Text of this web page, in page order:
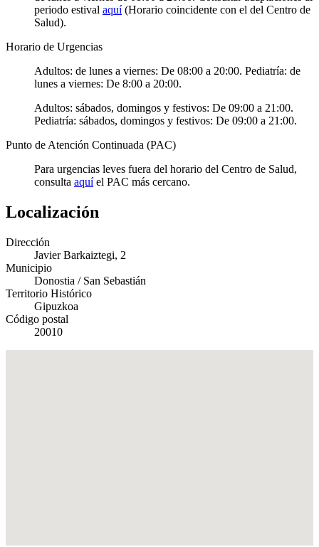
periodo estival aquí(Horario coincidente con el del Centro de
Salud).
Horario de Urgencias
Adultos: de lunes a viernes: De 08:00 a 20:00. Pediatría: de
lunes a viernes: De 8:00 a 20:00.
Adultos: sábados, domingos y festivos: De 09:00 a 21:00.
Pediatría: sábados, domingos y festivos: De 09:00 a 21:00.
Punto de Atención Continuada (PAC)
Para urgencias leves fuera del horario del Centro de Salud,
consulta aquíel PAC más cercano.
Localización
Dirección
Javier Barkaiztegi, 2
Municipio
Donostia / San Sebastián
Territorio Histórico
Gipuzkoa
Código postal
20010